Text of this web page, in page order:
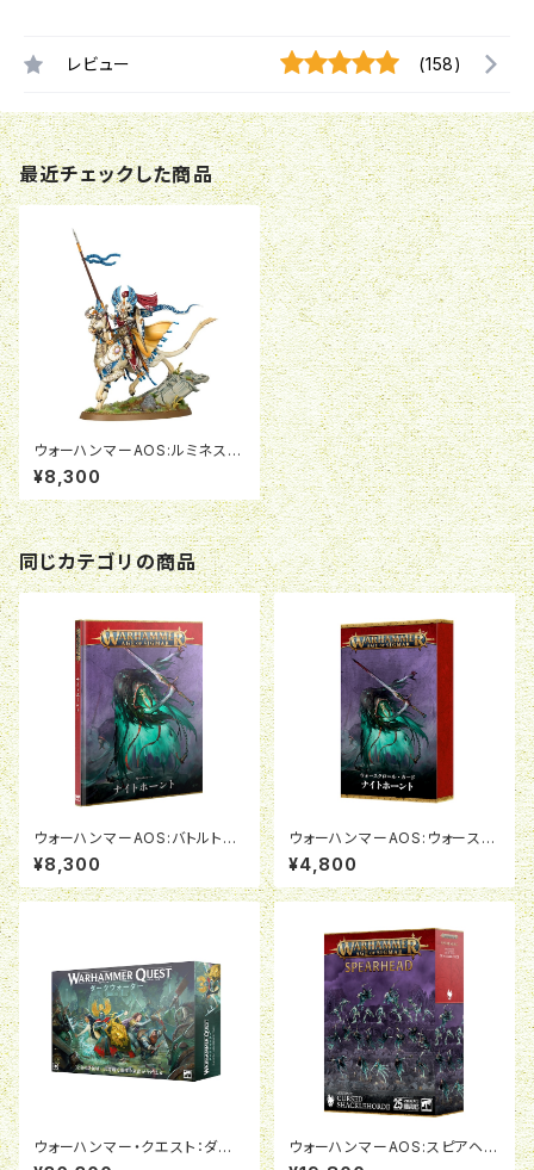
レビュー (158)
最近チェックした商品
ウォーハンマーAOS:ルミネス・
レルムロード:Lyrior Uthralle,
Warden of Ymetrica
¥8,300
同じカテゴリの商品
ウォーハンマーAOS:バトルトー
ム:ナイトホーント(日本語版)
¥8,300
ウォーハンマーAOS:ウォースク
ロールカード:ナイトホーント(日
本語版)
¥4,800
ウォーハンマー・クエスト：ダー
クウォーター（日本語版）
ウォーハンマーAOS:スピアヘッ
ド:ナイトホーント:呪われし咎者